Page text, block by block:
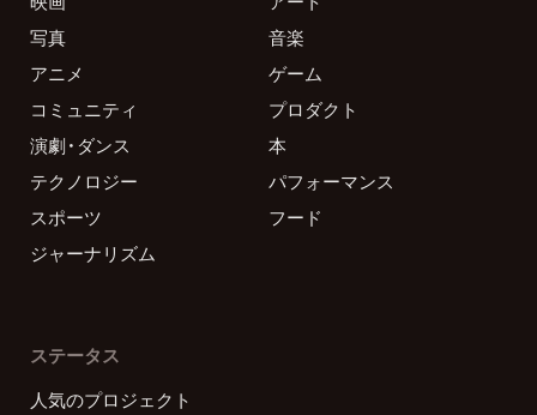
写真
音楽
アニメ
ゲーム
コミュニティ
プロダクト
演劇・ダンス
本
テクノロジー
パフォーマンス
スポーツ
フード
ジャーナリズム
ステータス
人気のプロジェクト